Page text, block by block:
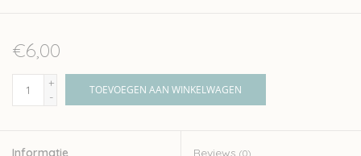
€6,00
+
-
TOEVOEGEN AAN WINKELWAGEN
Informatie Reviews (0)